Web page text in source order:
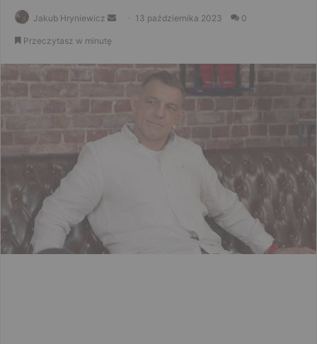
Jakub Hryniewicz
Send 13 października 2023 0
Przeczytasz w minutę